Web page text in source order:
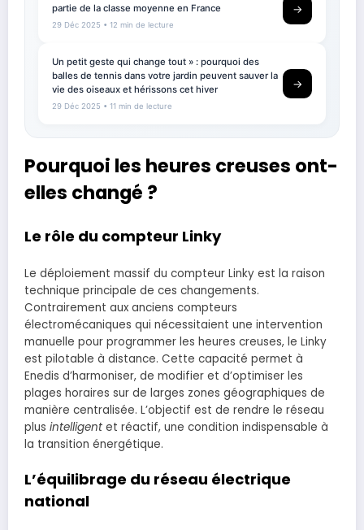
partie de la classe moyenne en France
29 Déc 2025 • 12 min de lecture
→
Un petit geste qui change tout » : pourquoi des
balles de tennis dans votre jardin peuvent sauver la
vie des oiseaux et hérissons cet hiver
29 Déc 2025 • 11 min de lecture
→
Pourquoi les heures creuses ont-
elles changé ?
Le rôle du compteur Linky
Le déploiement massif du compteur Linky est la raison
technique principale de ces changements.
Contrairement aux anciens compteurs
électromécaniques qui nécessitaient une intervention
manuelle pour programmer les heures creuses, le Linky
est pilotable à distance. Cette capacité permet à
Enedis d’harmoniser, de modifier et d’optimiser les
plages horaires sur de larges zones géographiques de
manière centralisée. L’objectif est de rendre le réseau
plus intelligent et réactif, une condition indispensable à
la transition énergétique.
L’équilibrage du réseau électrique
national